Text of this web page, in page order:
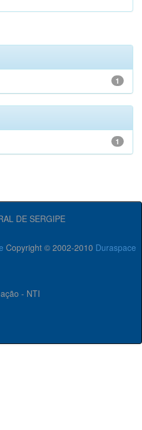
1
1
DE SERGIPE
Copyright © 2002-2010 Duraspace
- NTI